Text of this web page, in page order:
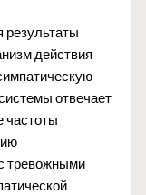
результаты
действия
отвечает
частоты
тревожными